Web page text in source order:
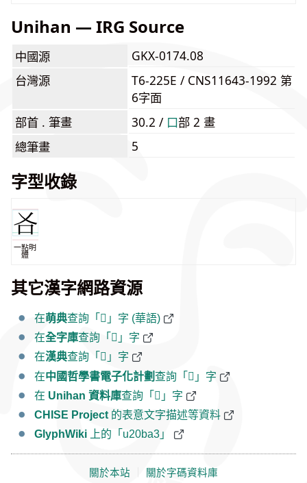
Unihan — IRG Source
中國源
GKX-0174.08
台灣源
T6-225E / CNS11643-1992 第
6字面
部首 . 筆畫
30.2 / ⼝部 2 畫
總筆畫
5
字型收錄
一點明
體
其它漢字網路資源
在萌典查詢「𠮣」字 (華語)
在全字庫查詢「𠮣」字
在漢典查詢「𠮣」字
在中國哲學書電子化計劃查詢「𠮣」字
在 Unihan 資料庫查詢「𠮣」字
CHISE Project 的表意文字描述等資料
GlyphWiki 上的「u20ba3」
關於本站 關於字碼資料庫